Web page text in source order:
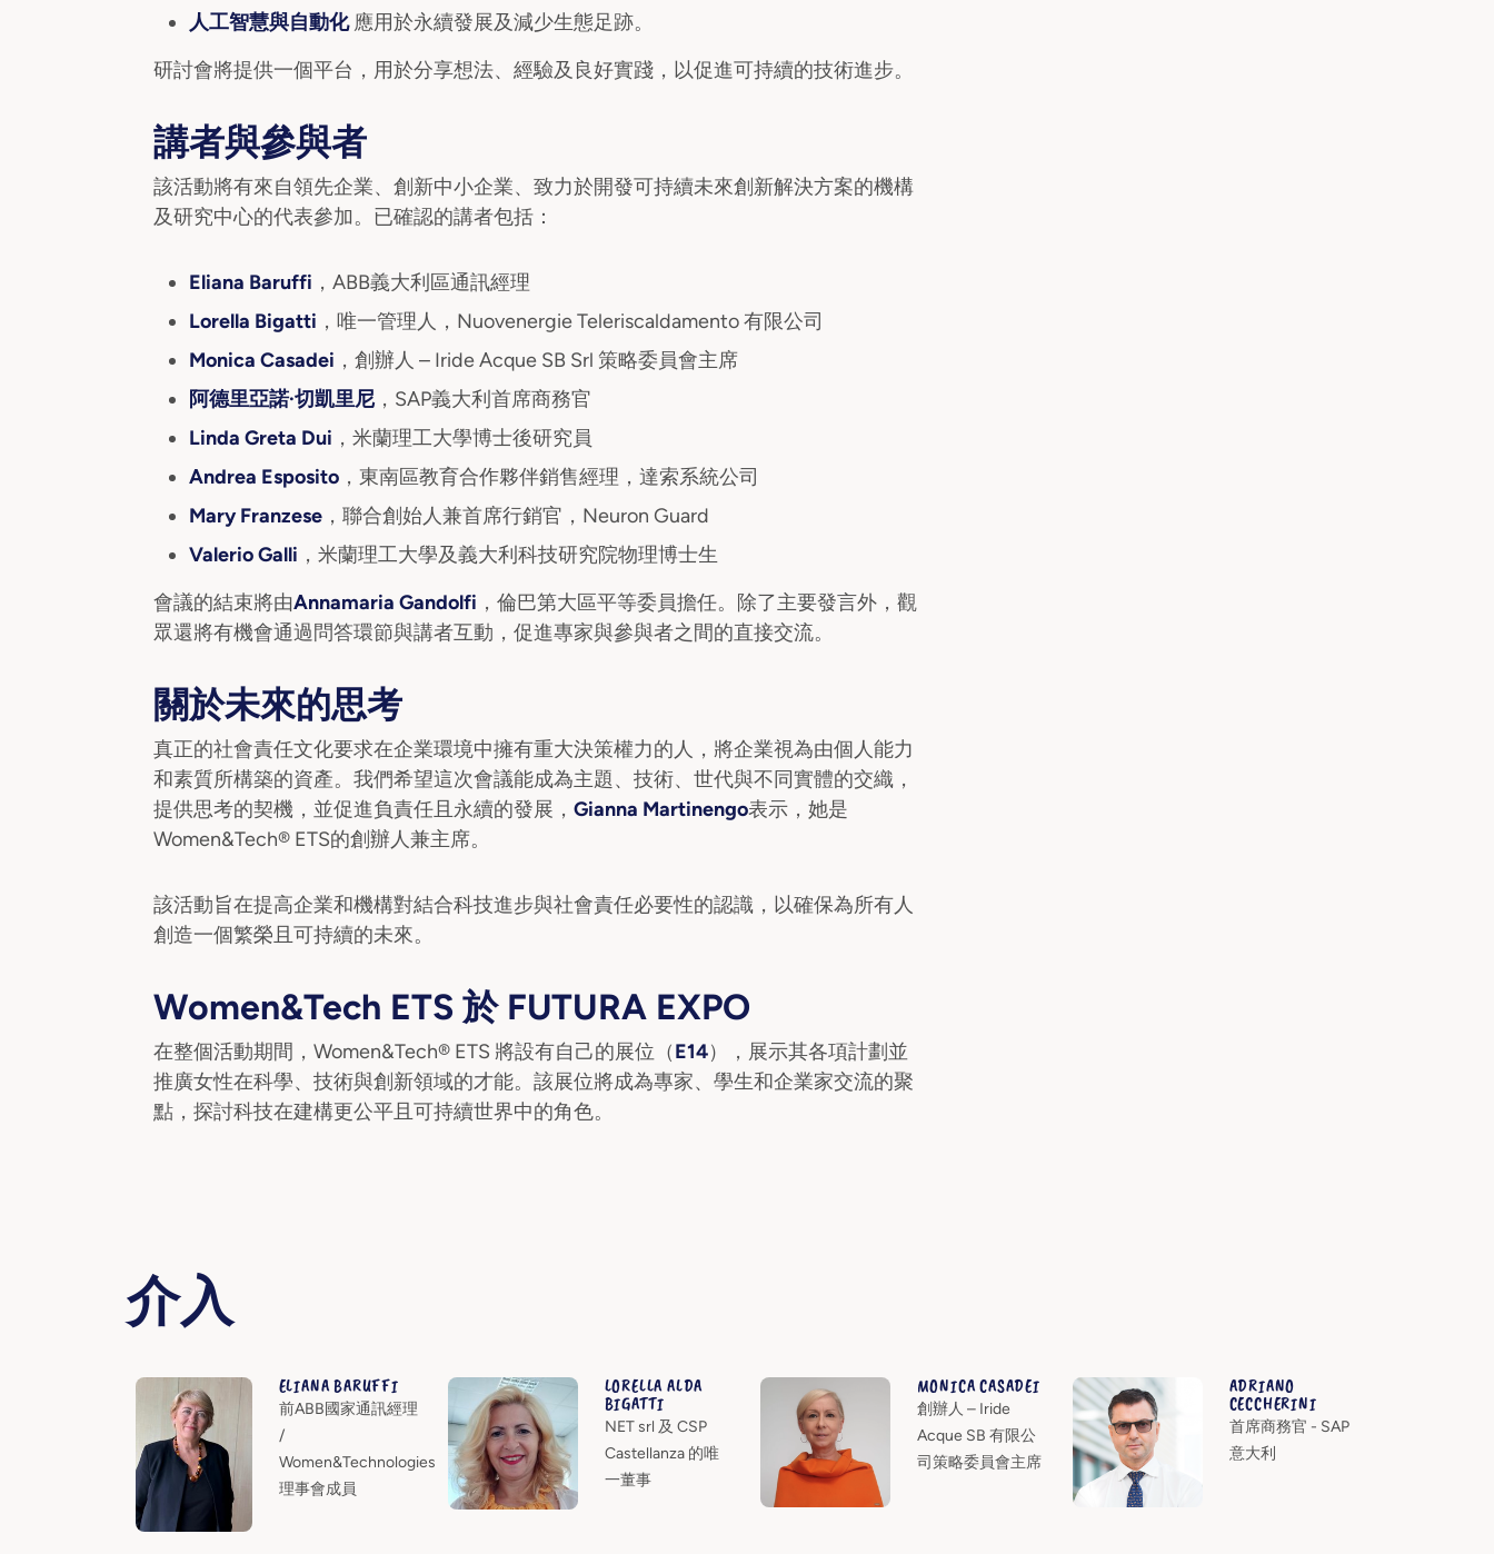
人工智慧與自動化應用於永續發展及減少生態足跡。
研討會將提供一個平台，用於分享想法、經驗及良好實踐，以促進可持續的技術進步。
講者與參與者
該活動將有來自領先企業、創新中小企業、致力於開發可持續未來創新解決方案的機構
及研究中心的代表參加。已確認的講者包括：
Eliana Baruffi ，ABB義大利區通訊經理
Lorella Bigatti ，唯一管理人，Nuovenergie Teleriscaldamento 有限公司
Monica Casadei ，創辦人 – Iride Acque SB Srl 策略委員會主席
阿德里亞諾·切凱里尼，SAP義大利首席商務官
Linda Greta Dui ，米蘭理工大學博士後研究員
Andrea Esposito ，東南區教育合作夥伴銷售經理，達索系統公司
Mary Franzese ，聯合創始人兼首席行銷官，Neuron Guard
Valerio Galli ，米蘭理工大學及義大利科技研究院物理博士生
會議的結束將由Annamaria Gandolfi ，倫巴第大區平等委員擔任。除了主要發言外，觀
眾還將有機會通過問答環節與講者互動，促進專家與參與者之間的直接交流。
關於未來的思考
真正的社會責任文化要求在企業環境中擁有重大決策權力的人，將企業視為由個人能力
和素質所構築的資產。我們希望這次會議能成為主題、技術、世代與不同實體的交織，
提供思考的契機，並促進負責任且永續的發展， Gianna Martinengo表示，她是
Women&Tech® ETS的創辦人兼主席。
該活動旨在提高企業和機構對結合科技進步與社會責任必要性的認識，以確保為所有人
創造一個繁榮且可持續的未來。
Women&Tech ETS 於 FUTURA EXPO
在整個活動期間，Women&Tech® ETS 將設有自己的展位（E14），展示其各項計劃並
推廣女性在科學、技術與創新領域的才能。該展位將成為專家、學生和企業家交流的聚
點，探討科技在建構更公平且可持續世界中的角色。
介入
ELIANA BARUFFI
前ABB國家通訊經理
/
Women&Technologies
理事會成員
LORELLA ALDA
BIGATTI
NET srl 及 CSP
Castellanza 的唯
一董事
MONICA CASADEI
創辦人 – Iride
Acque SB 有限公
司策略委員會主席
ADRIANO
CECCHERINI
首席商務官 - SAP
意大利